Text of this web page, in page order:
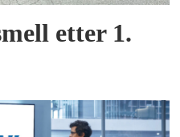
etter 1.